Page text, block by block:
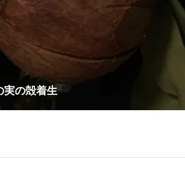
実の殻着生